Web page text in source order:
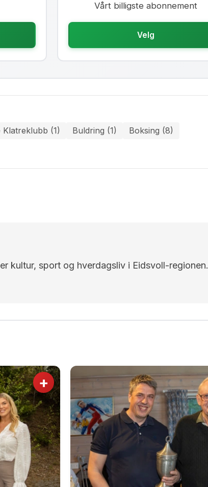
Vårt billigste abonnement
Velg
(1) Buldring (1)
Boksing (8)
kultur, sport og hverdagsliv i Eidsvoll-regionen.
+